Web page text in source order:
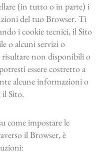
(in tutto o in parte) i
del tuo Browser. Ti
i cookie tecnici, il Sito
o alcuni servizi o
non disponibili o
essere costretto a
alcune informazioni o
il Sito.
come impostare le
il Browser, è